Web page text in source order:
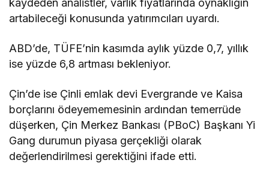
kaybederken, Dow Jones endeksi yatay seyretti.
Bugün de endeks vadeli işlem kontratlarında
karışık seyrin hakim olduğu görülüyor.
Avrupa’da da gündemin odağında Kovid-19
başta Almanya’da enflasyon olmak üzere yoğun
veri gündemi takip edilecek.
Dün Almanya’da DAX 30 endeksi yüzde 0,30,
İngiltere’de FTSE 100 endeksi yüzde 0,22 ve